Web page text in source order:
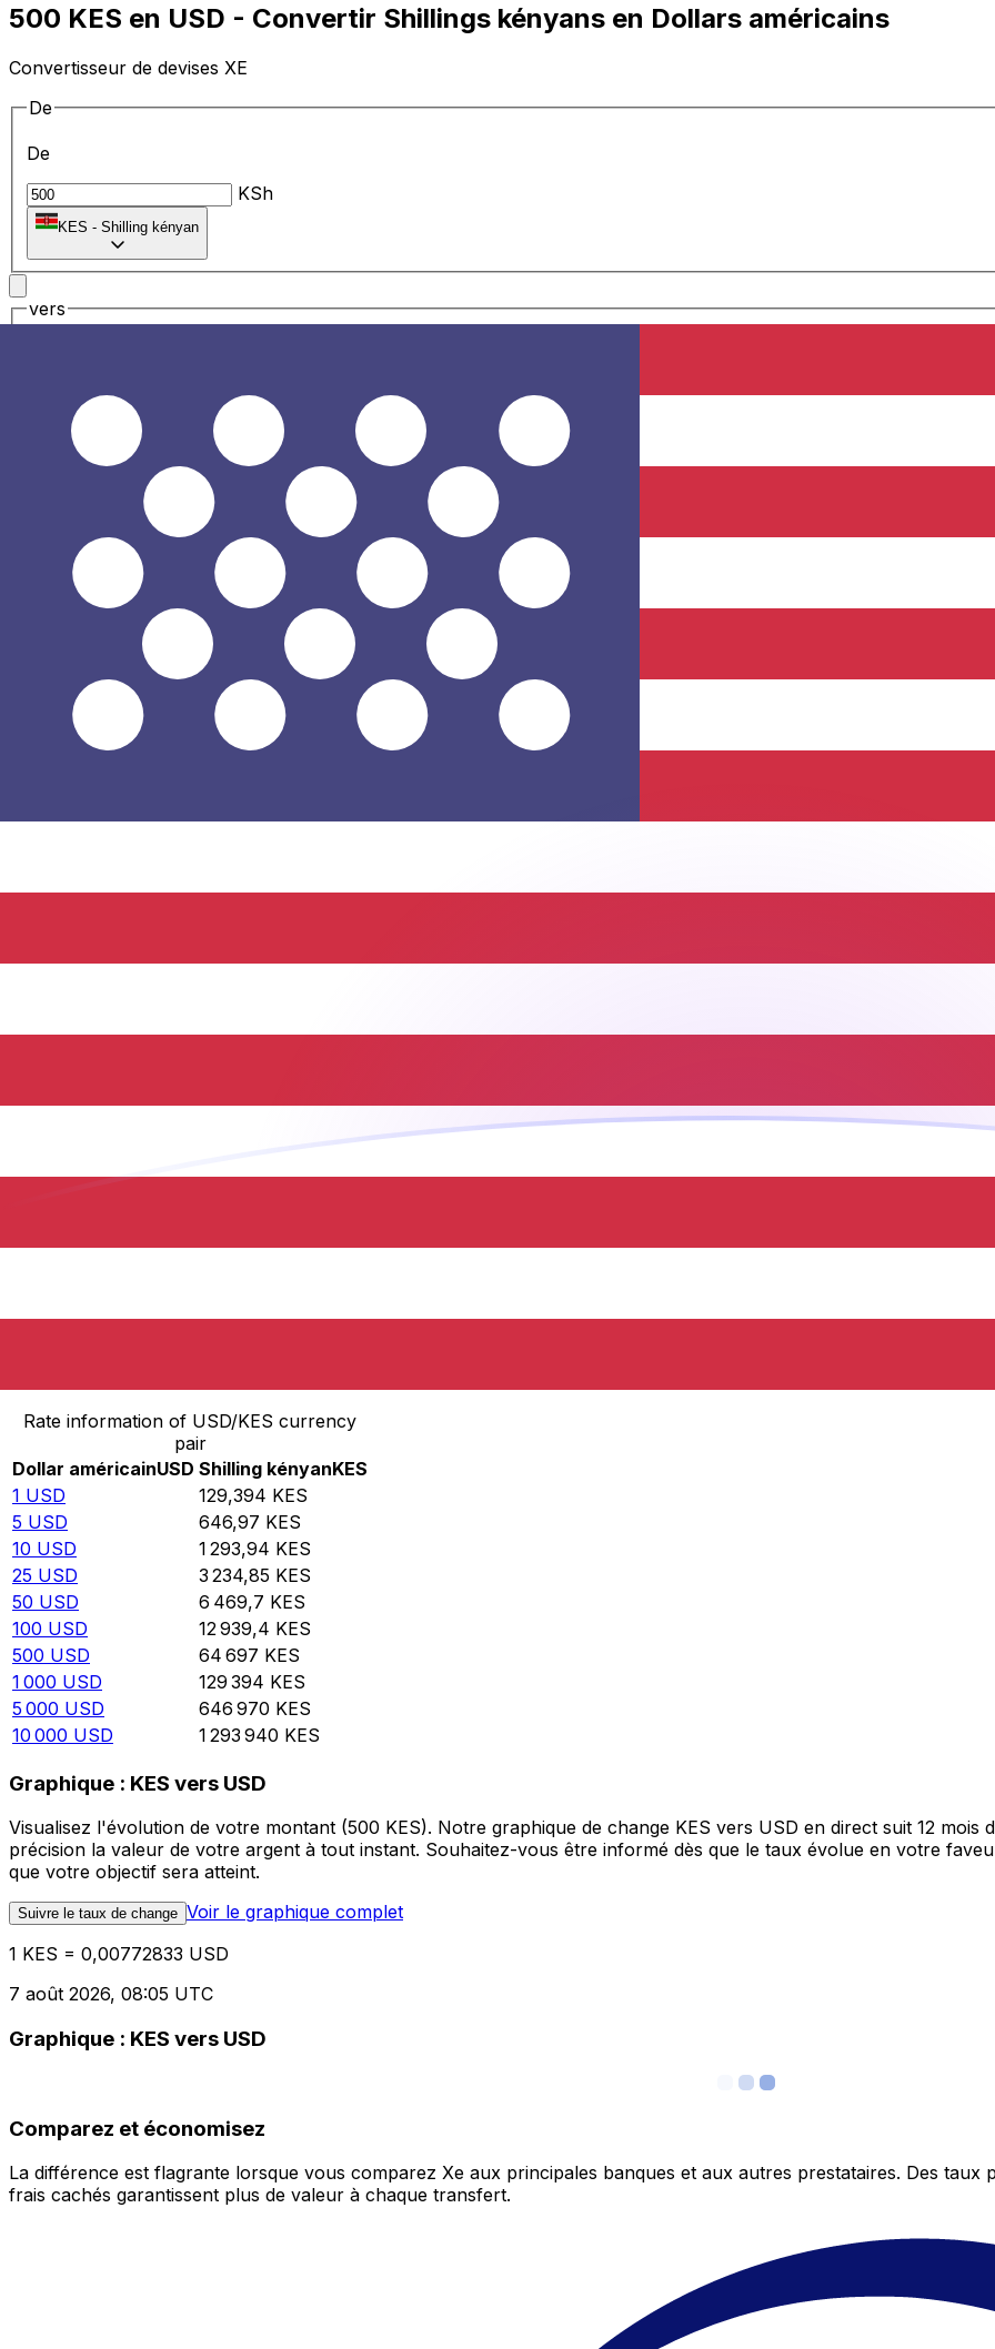
500 KES en USD - Convertir Shillings kényans en Dollars américains
Convertisseur de devises XE
De
De
KSh
KES - Shilling kényan
vers
$
USD Dollar américain
007728
USD
Taux interbancaire à 08:05 UTC
Parlez avec un expert en devises dès aujourd'hui.Nous pouvons battre les taux des concurrents.
Planifier un appel
Nous utilisons le taux de marché moyen pour notre convertisseur. Le taux est donné à titre d'information
d'argent.
Vérifiez les taux d'envoi.
Convertir Shilling kényan en Dollar américain
pair
5 KES 0,0386417 USD
500 KES 3,86417 USD
10 000 KES 77,2833 USD
Rate information of USD/KES currency
pair
Dollar américainUSD Shilling kényanKES
1 USD 129,394 KES
5 USD 646,97 KES
10 USD 1 293,94 KES
25 USD 3 234,85 KES
50 USD 6 469,7 KES
100 USD 12 939,4 KES
500 USD 64 697 KES
1 000 USD 129 394 KES
5 000 USD 646 970 KES
10 000 USD 1 293 940 KES
Graphique : KES vers USD
Visualisez l'évolution de votre montant (500 KES). Notre graphique de change KES vers USD en direct suit 12 mois
précision la valeur de votre argent à tout instant. Souhaitez-vous être informé dès que le taux évolue en votre
que votre objectif sera atteint.
Suivre le taux de change Voir le graphique complet
1 KES = 0,00772833 USD
7 août 2026, 08:05 UTC
Graphique : KES vers USD
Comparez et économisez
La différence est flagrante lorsque vous comparez Xe aux principales banques et aux autres prestataires. Des taux
frais cachés garantissent plus de valeur à chaque transfert.